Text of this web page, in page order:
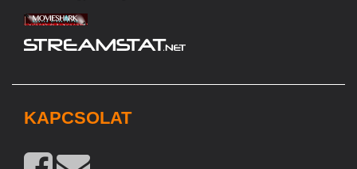
KAPCSOLAT